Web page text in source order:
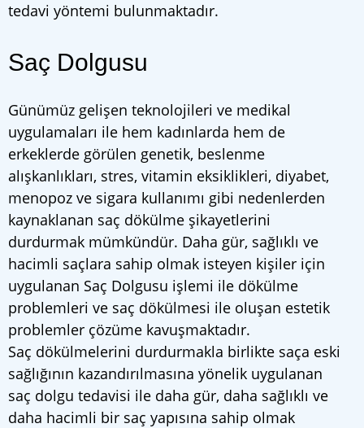
tedavi yöntemi bulunmaktadır.
Saç Dolgusu
Günümüz gelişen teknolojileri ve medikal
uygulamaları ile hem kadınlarda hem de
erkeklerde görülen genetik, beslenme
alışkanlıkları, stres, vitamin eksiklikleri, diyabet,
menopoz ve sigara kullanımı gibi nedenlerden
kaynaklanan saç dökülme şikayetlerini
durdurmak mümkündür. Daha gür, sağlıklı ve
hacimli saçlara sahip olmak isteyen kişiler için
uygulanan Saç Dolgusu işlemi ile dökülme
problemleri ve saç dökülmesi ile oluşan estetik
problemler çözüme kavuşmaktadır.
Saç dökülmelerini durdurmakla birlikte saça eski
sağlığının kazandırılmasına yönelik uygulanan
saç dolgu tedavisi ile daha gür, daha sağlıklı ve
daha hacimli bir saç yapısına sahip olmak